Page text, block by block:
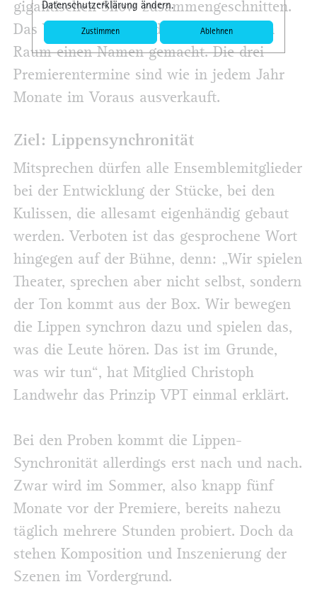
gigantischen Show zusammengeschnitten.
Das VPT hat sich im deutschsprachigen
Raum einen Namen gemacht. Die drei
Premierentermine sind wie in jedem Jahr
Monate im Voraus ausverkauft.
Ziel: Lippensynchronität
Mitsprechen dürfen alle Ensemblemitglieder
bei der Entwicklung der Stücke, bei den
Kulissen, die allesamt eigenhändig gebaut
werden. Verboten ist das gesprochene Wort
hingegen auf der Bühne, denn: „Wir spielen
Theater, sprechen aber nicht selbst, sondern
der Ton kommt aus der Box. Wir bewegen
die Lippen synchron dazu und spielen das,
was die Leute hören. Das ist im Grunde,
was wir tun“, hat Mitglied Christoph
Landwehr das Prinzip VPT einmal erklärt.
Bei den Proben kommt die Lippen-
Synchronität allerdings erst nach und nach.
Zwar wird im Sommer, also knapp fünf
Monate vor der Premiere, bereits nahezu
täglich mehrere Stunden probiert. Doch da
stehen Komposition und Inszenierung der
Szenen im Vordergrund.
Datenschutzerklärung ändern.
Zustimmen Ablehnen